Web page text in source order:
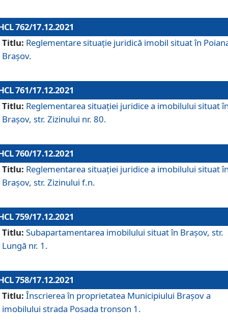
762/17.12.2021
Titlu: Reglementare situație juridică imobil situat în
Brașov.
761/17.12.2021
Titlu: Reglementarea situației juridice a imobilului situat
Brașov, str. Zizinului nr. 80.
760/17.12.2021
Titlu: Reglementarea situației juridice a imobilului situat
Brașov, str. Zizinului f.n.
759/17.12.2021
Titlu: Subapartamentarea imobilului situat în Brașov, str.
Lungă nr. 1.
758/17.12.2021
Titlu: Înscrierea în proprietatea Municipiului Brașov a
imobilului strada Posada tronson 1.